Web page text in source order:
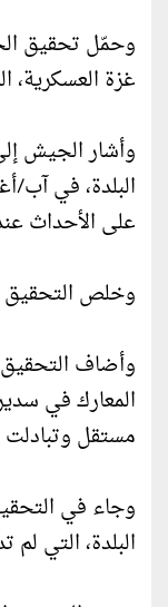
وحمّل تحقيق
غزة العسكرية،
وأشار الجيش
على الأحداث
وخلص التحقيق
وأضاف
المعارك في
مستقل وتبادلت
وجاء في
البلدة، التي